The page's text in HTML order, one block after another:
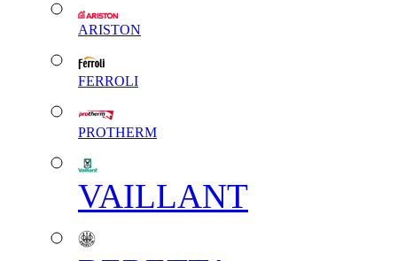
ARISTON
FERROLI
PROTHERM
VAILLANT